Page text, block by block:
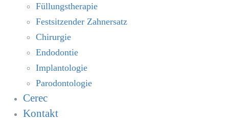
Füllungstherapie
Festsitzender Zahnersatz
Chirurgie
Endodontie
Implantologie
Parodontologie
Cerec
Kontakt